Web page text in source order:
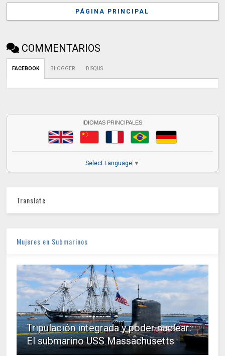
PÁGINA PRINCIPAL
COMMENTARIOS
FACEBOOK BLOGGER DISQUS
IDIOMAS PRINCIPALES
Select Language ▼
Translate
Mujeres en Submarinos
Tripulación integrada y poder nuclear:
El submarino USS Massachusetts